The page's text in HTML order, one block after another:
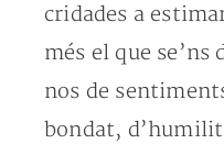
cridades a
més el que
nos de
bondat,